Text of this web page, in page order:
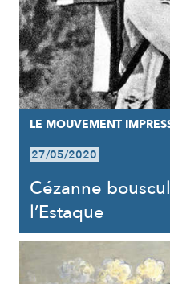
LE MOUVEMENT
27/05/2020
Cézanne
l’Estaque